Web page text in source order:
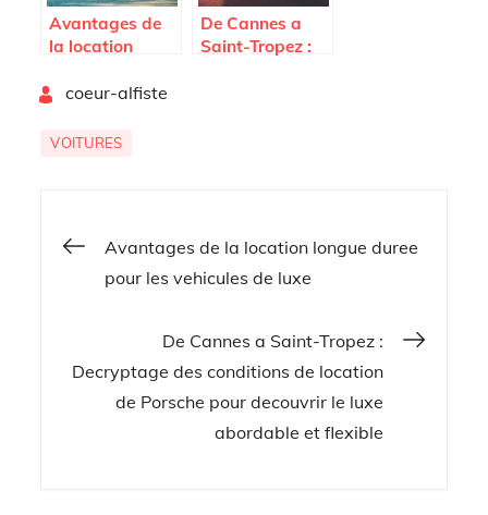
Avantages de
la location
pour les
luxe
De Cannes a
Saint-Tropez :
coeur-alfiste
VOITURES
Navigation
l’article
Avantages de la location longue duree
pour les vehicules de luxe
De Cannes a Saint-Tropez :
Decryptage des conditions de location
de Porsche pour decouvrir le luxe
abordable et flexible